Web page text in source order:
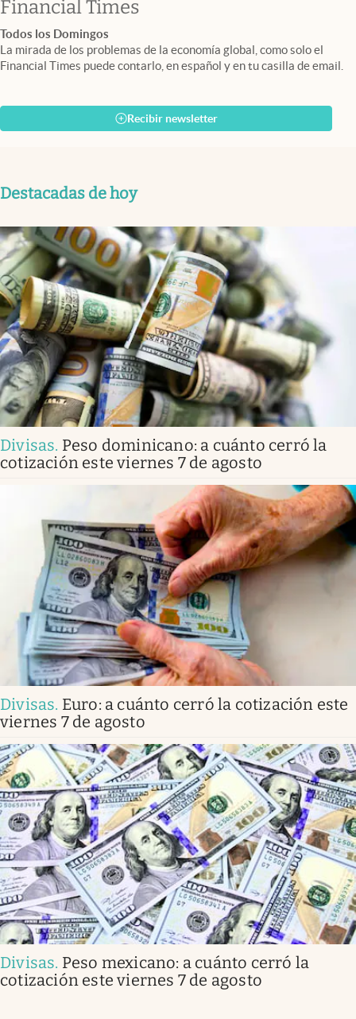
Financial Timesabre en nueva pestaña
Todos los Domingos
La mirada de los problemas de la economía global, como solo el
Financial Times puede contarlo, en español y en tu casilla de email.
Recibir newsletter
Destacadas de hoy
Divisas. Peso dominicano: a cuánto cerró la
cotización este viernes 7 de agosto
Divisas. Euro: a cuánto cerró la cotización este
viernes 7 de agosto
Divisas. Peso mexicano: a cuánto cerró la
cotización este viernes 7 de agosto